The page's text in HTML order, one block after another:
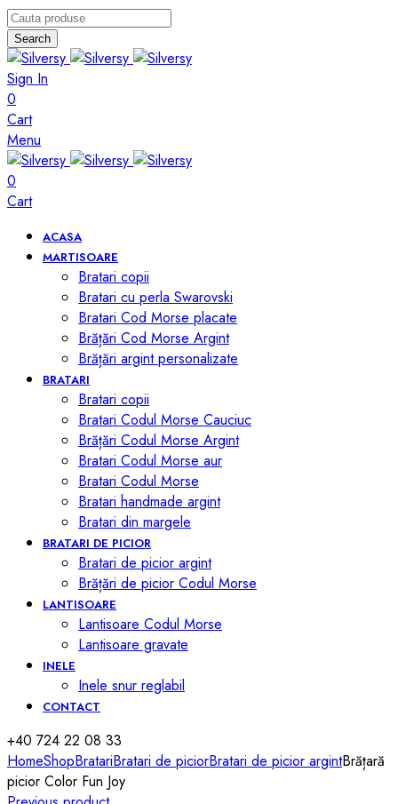
Search
Sign In
0
Cart
Menu
0
Cart
ACASA
MARTISOARE
Bratari copii
Bratari cu perla Swarovski
Bratari Cod Morse placate
Brățări Cod Morse Argint
Brățări argint personalizate
BRATARI
Bratari copii
Bratari Codul Morse Cauciuc
Brățări Codul Morse Argint
Bratari Codul Morse aur
Bratari Codul Morse
Bratari handmade argint
Bratari din margele
BRATARI DE PICIOR
Bratari de picior argint
Brățări de picior Codul Morse
LANTISOARE
Lantisoare Codul Morse
Lantisoare gravate
INELE
Inele snur reglabil
CONTACT
+40 724 22 08 33
HomeShopBratariBratari de piciorBratari de picior argintBrățară
picior Color Fun Joy